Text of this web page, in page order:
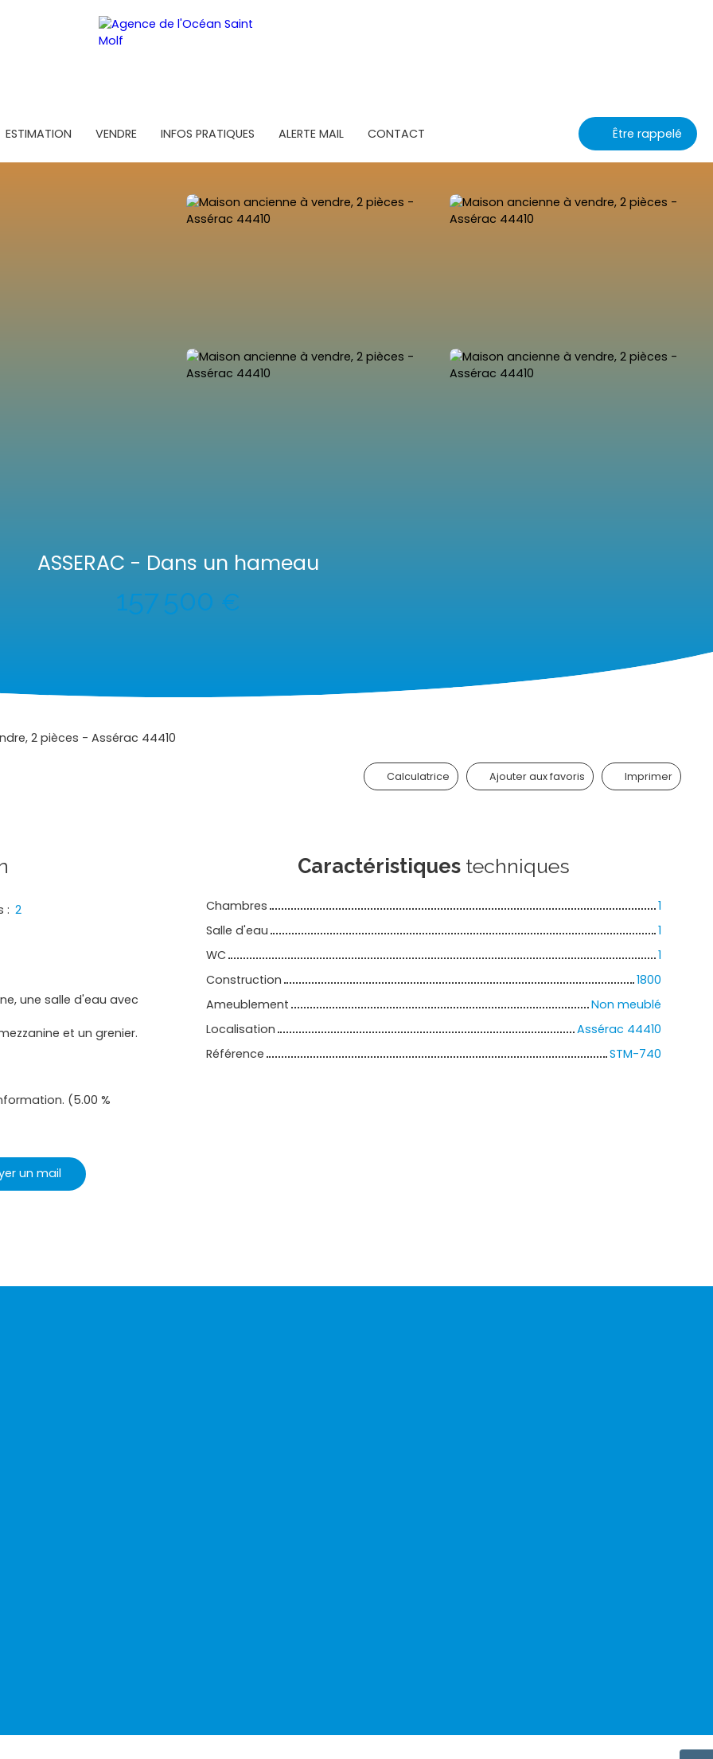
ESTIMATION VENDRE INFOS PRATIQUES ALERTE MAIL CONTACT Être rappelé
ASSERAC - Dans un hameau
157 500 €
2 pièces - Assérac 44410
Calculatrice Ajouter aux favoris Imprimer
: 2
une salle d'eau avec
et un grenier.
(5.00 %
un mail
Caractéristiques techniques
Chambres
1
Salle d'eau
1
WC
1
Construction
1800
Ameublement
Non meublé
Localisation
Assérac 44410
Référence
STM-740